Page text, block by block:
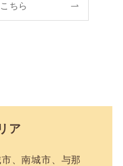
ちら
ア
、南城市、与那